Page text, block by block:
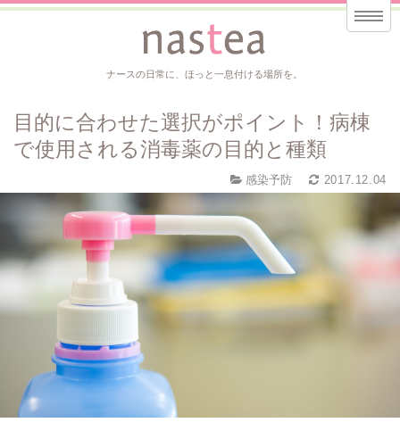
ナースの日常に、ほっと一息付ける場所を。
目的に合わせた選択がポイント！病棟
で使用される消毒薬の目的と種類
感染予防 2017.12.04